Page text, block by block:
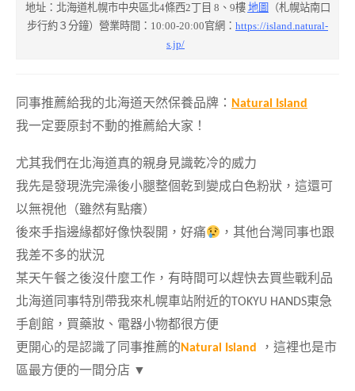
地址：北海道札幌市中央區北4條西2丁目 8、9樓 地圖 （札幌站南口
步行約３分鐘）營業時間：10:00-20:00官網： https://island.natural-
s.jp/
同事推薦給我的北海道天然保養品牌： Natural Island
我一定要原封不動的推薦給大家！
尤其我們在北海道真的親身見識乾冷的威力
我先是發現洗完澡後小腿整個乾到變成白色粉狀，這還可
以無視他（雖然有點癢）
後來手指邊緣都好像快裂開，好痛
，其他台灣同事也跟
我差不多的狀況
某天午餐之後沒什麼工作，有時間可以趕快去買些戰利品
北海道同事特別帶我來札幌車站附近的 TOKYU HANDS東急
手創館，買藥妝、電器小物都很方便
更開心的是認識了同事推薦的Natural Island
，這裡也是市
區最方便的一間分店 ▼